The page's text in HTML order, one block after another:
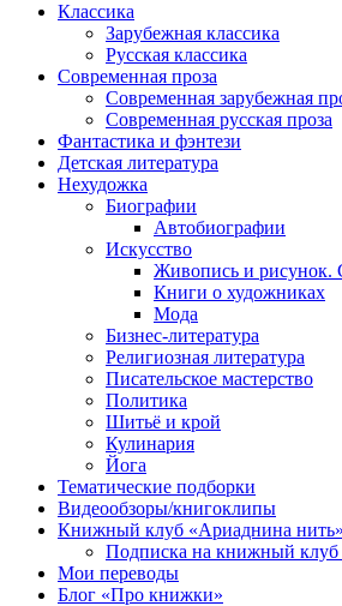
Классика
Зарубежная классика
Русская классика
Современная проза
Современная зарубежная
Современная русская проза
Фантастика и фэнтези
Детская литература
Нехудожка
Биографии
Автобиографии
Искусство
Живопись и рисунок.
Книги о художниках
Мода
Бизнес-литература
Религиозная литература
Писательское мастерство
Политика
Шитьё и крой
Кулинария
Йога
Тематические подборки
Видеообзоры/книгоклипы
Книжный клуб «Ариаднина нить»
Подписка на книжный клуб
Мои переводы
Блог «Про книжки»